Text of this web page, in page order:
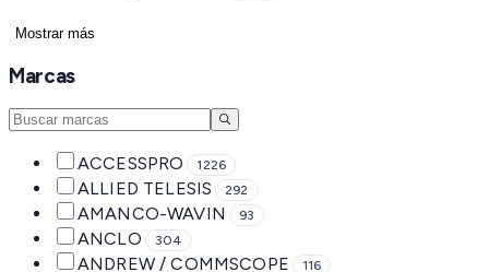
Mostrar más
Marcas
ACCESSPRO 1226
ALLIED TELESIS 292
AMANCO-WAVIN 93
ANCLO 304
ANDREW / COMMSCOPE 116